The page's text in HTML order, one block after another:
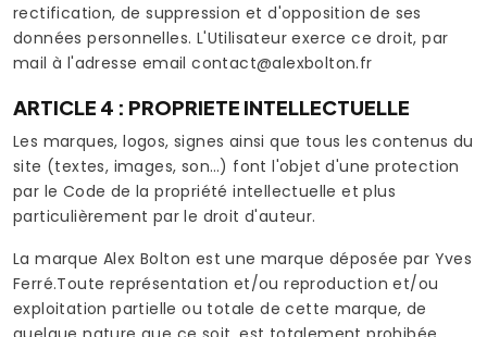
rectification, de suppression et d'opposition de ses
données personnelles. L'Utilisateur exerce ce droit, par
mail à l'adresse email contact@alexbolton.fr
ARTICLE 4 : PROPRIETE INTELLECTUELLE
Les marques, logos, signes ainsi que tous les contenus du
site (textes, images, son…) font l'objet d'une protection
par le Code de la propriété intellectuelle et plus
particulièrement par le droit d'auteur.
La marque Alex Bolton est une marque déposée par Yves
Ferré.Toute représentation et/ou reproduction et/ou
exploitation partielle ou totale de cette marque, de